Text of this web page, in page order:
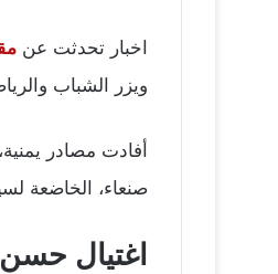
اخبار تحدثت عن
ويزر الشباب
أفادت مصادر
صنعاء، الخاضعة
اغتيال